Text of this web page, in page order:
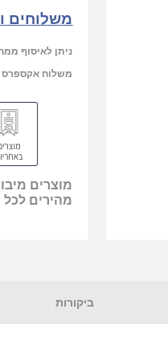
משלוחים
ניתן לאיסוף ממחסן ראשי
משלוח אקספרס
מוצרים
מהירים
ביקורות